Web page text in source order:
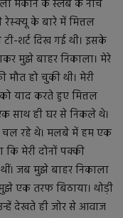
मकान के स्लैब के नीचे
के बारे में मित्तल
शर्ट दिख गई थी। इसके
मुझे बाहर निकाला। मेरे
हो चुकी थी। मेरी
याद करते हुए मित्तल
साथ ही घर से निकले थे।
रहे थे। मलबे में हम एक
मेरी दोनों पक्की
जब मुझे बाहर निकाला
एक तरफ बिठाया। थोड़ी
देखते ही जोर से आवाज